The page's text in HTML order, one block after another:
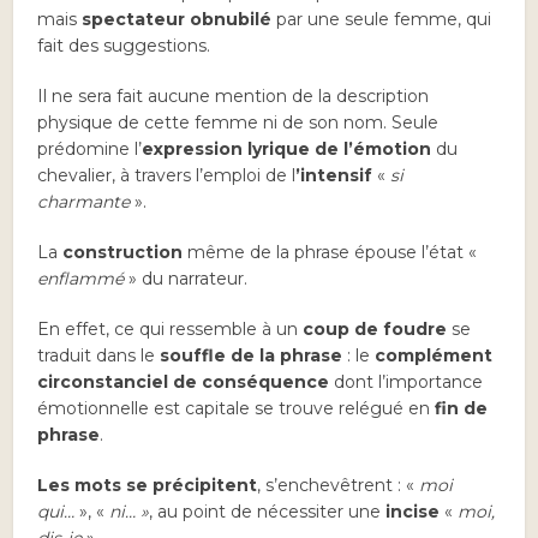
mais spectateur obnubilé par une seule femme, qui
fait des suggestions.
Il ne sera fait aucune mention de la description
physique de cette femme ni de son nom. Seule
prédomine l’expression lyrique de l’émotion du
chevalier, à travers l’emploi de l’intensif « si
charmante».
La construction même de la phrase épouse l’état «
enflammé» du narrateur.
En effet, ce qui ressemble à un coup de foudre se
traduit dans le souffle de la phrase : le complément
circonstanciel de conséquence dont l’importance
émotionnelle est capitale se trouve relégué enfin de
phrase.
Les mots se précipitent, s’enchevêtrent : « moi
qui…», « ni… », au point de nécessiter une incise « moi,